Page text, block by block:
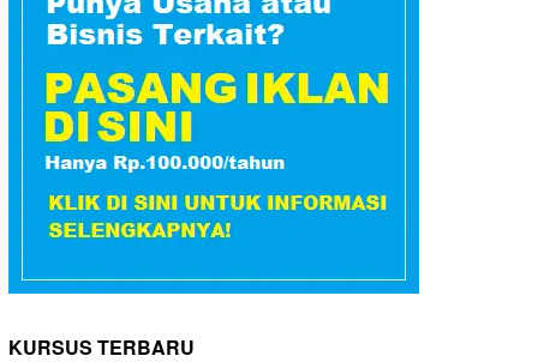
KURSUS TERBARU